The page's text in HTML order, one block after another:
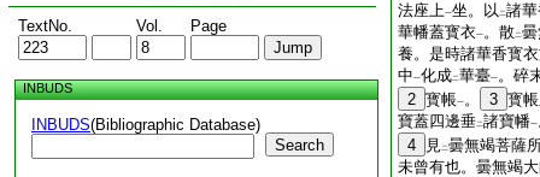
TextNo. Vol. Page
INBUDS
INBUDS(Bibliographic Database)
Search
法座上一坐。以 二諸
華幡蓋寳衣一。散二
養。是時諸華香寳
中一化成二華臺一。碎
2 寳帳一。 3 寳
寶蓋四邊垂二諸寶幡一
4
見二曇無竭菩薩
未曾有也。曇無竭